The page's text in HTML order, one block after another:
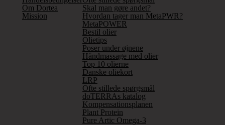
Om Dortea
Mission
Skal man gøre andet?
Hvordan tager man MetaPWR?
MetaPOWER
Bestil olier
Olietips
Poser under øjnene
Håndmassage med olier
Top 10 olierne
Danske oliekort
LRP
Ofte stillede spørgsmål
doTERRAs katalog
Kompensationsplanen
Plant Protein
Pure Artic Omega-3